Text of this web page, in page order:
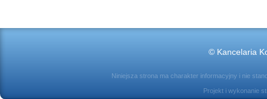
© Kancelaria
Niniejsza strona ma charakter informacyjny i nie
Projekt i wykonanie